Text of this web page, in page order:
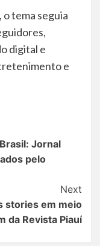
tema seguia
digital e
e
Jornal
pelo
Next
stories em meio
da Revista Piauí